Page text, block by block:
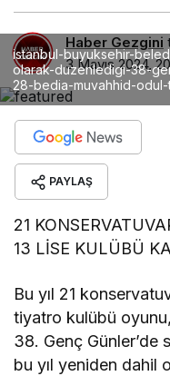
Haber Gezgini
3 Mayıs 2024,
istanbul-buyuksehir-
olarak-duzenledigi-38-
28-bedia-muvahhid-
PAYLAŞ
21
13 LİSE KULÜBÜ
Bu yıl 21
tiyatro kulübü
38. Genç Günler’de
bu yıl yeniden dahil